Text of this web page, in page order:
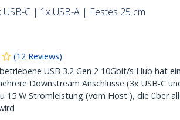
C | 1x USB-A | Festes 25 cm
(12 Reviews)
USB 3.2 Gen 2 10Gbit/s Hub hat
Downstream Anschlüsse (3x USB-C
15 W Stromleistung (vom Host ), die über